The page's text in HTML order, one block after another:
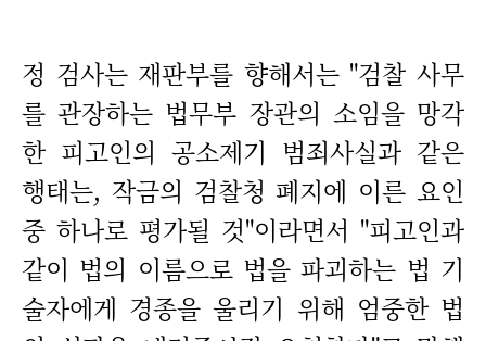
정 검사는 재판부를 향해서는 "검찰 사무
를 관장하는 법무부 장관의 소임을 망각
한 피고인의 공소제기 범죄사실과 같은
행태는, 작금의 검찰청 폐지에 이른 요인
중 하나로 평가될 것"이라면서 "피고인과
같이 법의 이름으로 법을 파괴하는 법 기
술자에게 경종을 울리기 위해 엄중한 법